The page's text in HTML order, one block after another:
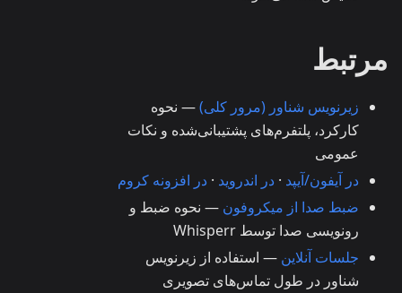
مرتبط
زیرنویس شناور (مرور کلی)— نحوه
کارکرد، پلتفرم‌های پشتیبانی‌شده و نکات
عمومی
در آیفون/آیپد · در اندروید · در افزونه کروم
ضبط صدا از میکروفون — نحوه ضبط و
رونویسی صدا توسط Whisperr
جلسات آنلاین — استفاده از زیرنویس
شناور در طول تماس‌های تصویری